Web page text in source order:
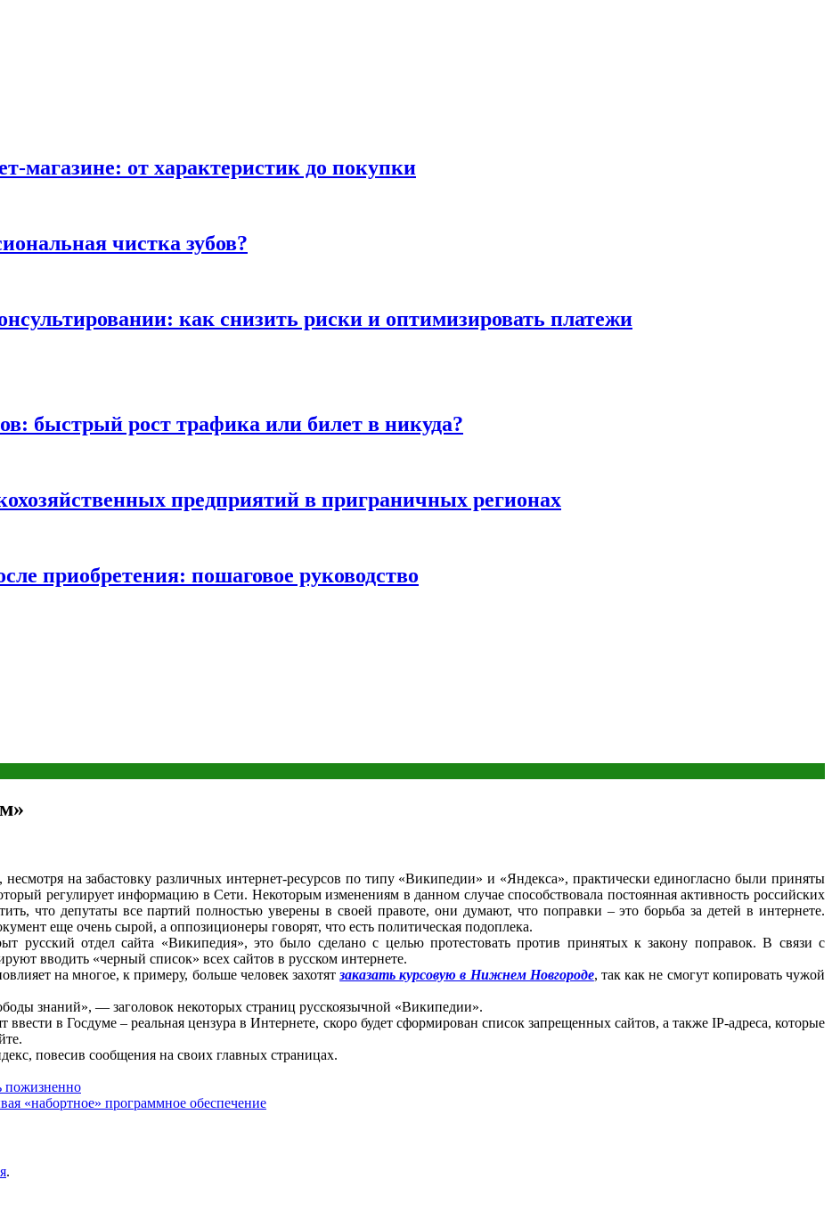
магазине: от характеристик до покупки
чистка зубов?
как снизить риски и оптимизировать платежи
быстрый рост трафика или билет в никуда?
предприятий в приграничных регионах
приобретения: пошаговое руководство
на забастовку различных интернет-ресурсов по типу «Википедии» и «Яндекса», практически единогласно были приняты
регулирует информацию в Сети. Некоторым изменениям в данном случае способствовала постоянная активность российских
что депутаты все партий полностью уверены в своей правоте, они думают, что поправки – это борьба за детей в интернете.
еще очень сырой, а оппозиционеры говорят, что есть политическая подоплека.
русский отдел сайта «Википедия», это было сделано с целью протестовать против принятых к закону поправок. В связи с
вводить «черный список» всех сайтов в русском интернете.
на многое, к примеру, больше человек захотятзаказать курсовую в Нижнем Новгороде, так как не смогут копировать чужой
знаний», — заголовок некоторых страниц русскоязычной «Википедии».
ввести в Госдуме – реальная цензура в Интернете, скоро будет сформирован список запрещенных сайтов, а также IP-адреса, которые
повесив сообщения на своих главных страницах.
пожизненно
«набортное» программное обеспечение
.